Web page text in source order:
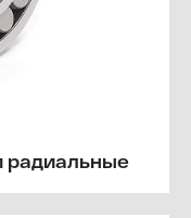
радиальные